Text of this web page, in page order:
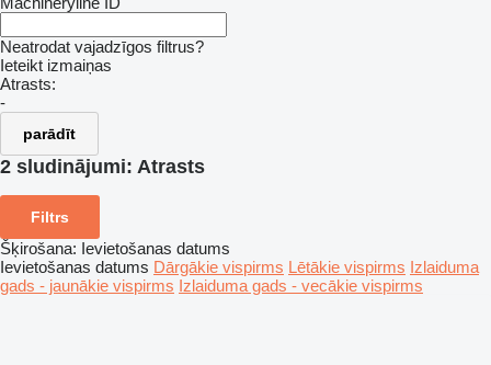
Neatrodat vajadzīgos filtrus?
Ieteikt izmaiņas
Atrasts:
-
parādīt
2 sludinājumi: Atrasts
Filtrs
Šķirošana: Ievietošanas datums
Ievietošanas datums Dārgākie vispirms Lētākie vispirms Izlaiduma
gads - jaunākie vispirms Izlaiduma gads - vecākie vispirms